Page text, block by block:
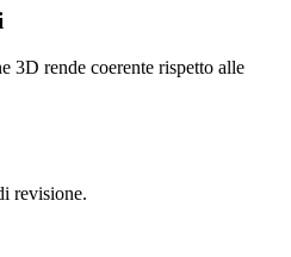
3D rende coerente rispetto alle
revisione.